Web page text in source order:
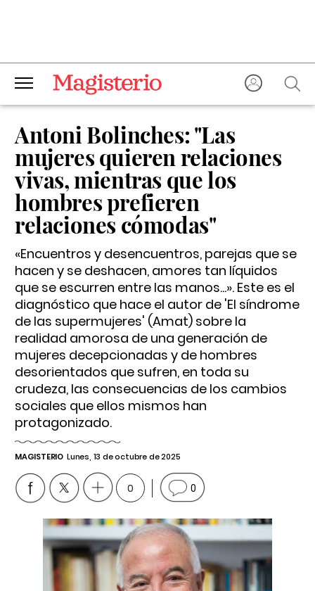
Antoni Bolinches: "Las
mujeres quieren relaciones
vivas, mientras que los
hombres prefieren
relaciones cómodas"
«Encuentros y desencuentros, parejas que se
hacen y se deshacen, amores tan líquidos
que se escurren entre las manos...». Este es el
diagnóstico que hace el autor de 'El síndrome
de las supermujeres' (Amat) sobre la
realidad amorosa de una generación de
mujeres decepcionadas y de hombres
desorientados que sufren, en toda su
crudeza, las consecuencias de los cambios
sociales que ellos mismos han
protagonizado.
MAGISTERIO Lunes, 13 de octubre de 2025
0 0